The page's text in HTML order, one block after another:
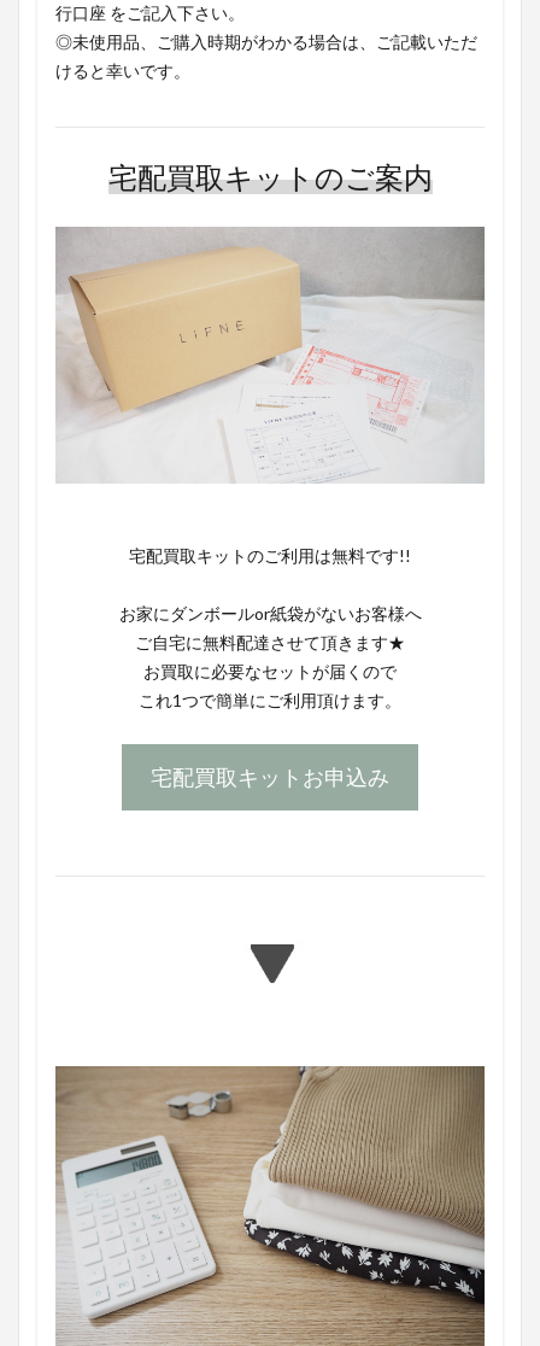
行口座 をご記入下さい。
◎未使用品、ご購入時期がわかる場合は、ご記載いただ
けると幸いです。
宅配買取キットのご案内
宅配買取キットのご利用は無料です!!
お家にダンボールor紙袋がないお客様へ
ご自宅に無料配達させて頂きます★
お買取に必要なセットが届くので
これ1つで簡単にご利用頂けます。
宅配買取キットお申込み